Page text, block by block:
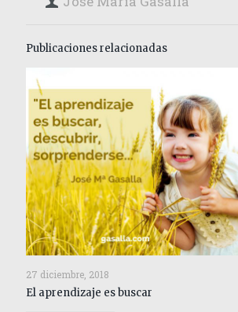
Publicaciones relacionadas
27 diciembre, 2018
El aprendizaje es buscar